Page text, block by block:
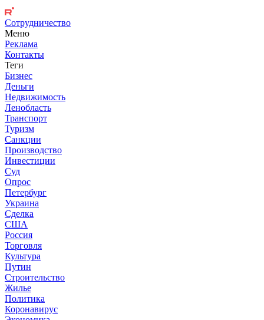
Сотрудничество
Меню
Реклама
Контакты
Теги
Бизнес
Деньги
Недвижимость
Ленобласть
Транспорт
Туризм
Санкции
Производство
Инвестиции
Суд
Опрос
Петербург
Украина
Сделка
США
Россия
Торговля
Культура
Путин
Строительство
Жилье
Политика
Коронавирус